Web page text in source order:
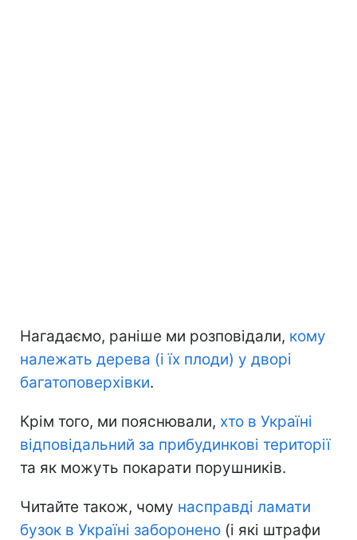
Нагадаємо, раніше ми розповідали, кому
належать дерева (і їх плоди) у дворі
багатоповерхівки.
Крім того, ми пояснювали, хто в Україні
відповідальний за прибудинкові території
та як можуть покарати порушників.
Читайте також, чому насправді ламати
бузок в Україні заборонено (і які штрафи